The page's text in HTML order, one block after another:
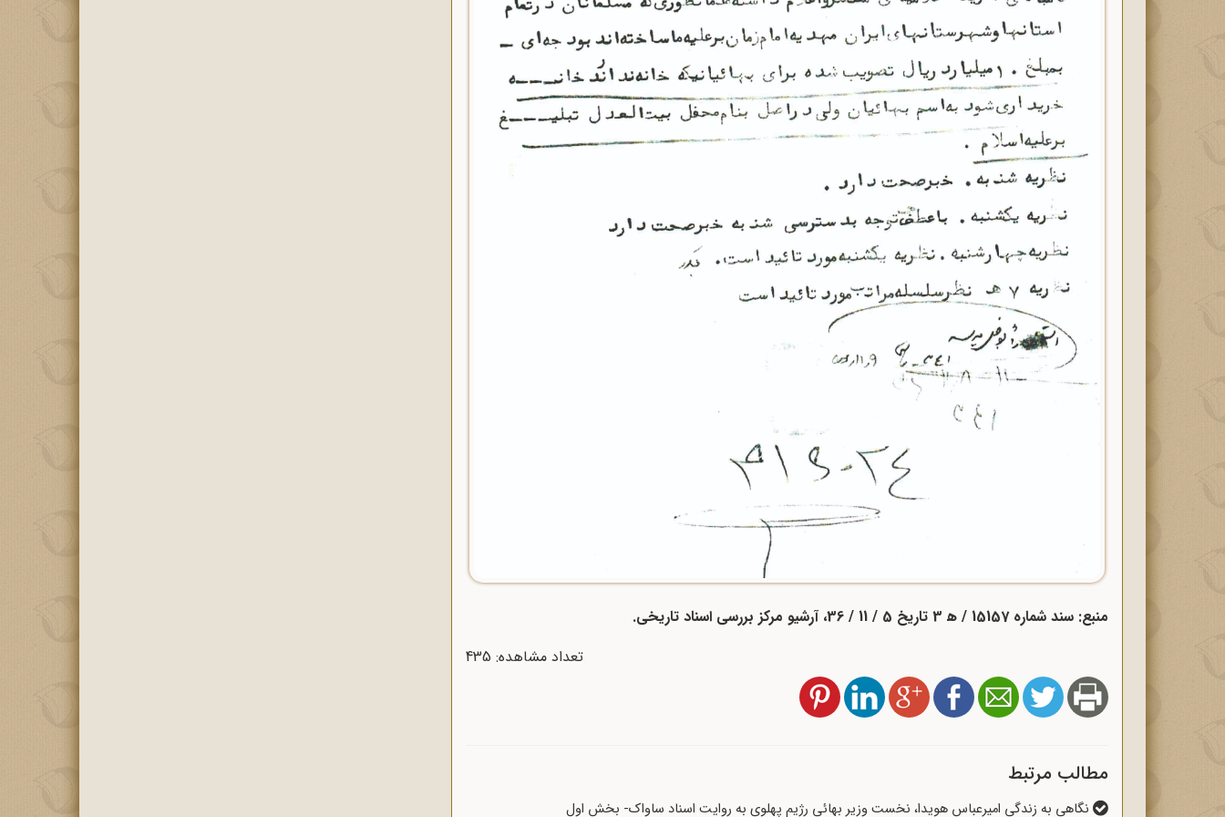
منبع: سند شماره 15157 / ه‍ 3 تاریخ 5 / 11 / 36، آرشیو مرکز بررسی اسناد تاریخی.
تعداد مشاهده: 435
مطالب مرتبط
نگاهی به زندگی امیرعباس هویدا، نخست وزیر بهائی رژیم پهلوی به روایت اسناد ساواک- بخش اول